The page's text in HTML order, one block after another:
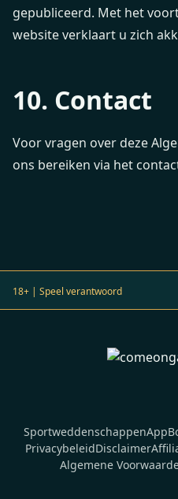
gepubliceerd. Met het
website verklaart u zich
10. Contact
Voor vragen over deze
ons bereiken via het
18+ | Speel verantwoord
SportweddenschappenApp
PrivacybeleidDisclaimer
Algemene